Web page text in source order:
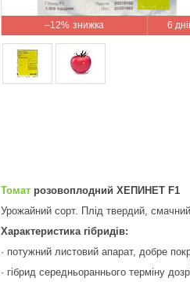
–12% 6
Томат розовоплодний ХЕПИНЕТ F1
Урожайний сорт. Плід твердий, смачний.
Характеристика гібридів:
· потужний листовий апарат, добре
· гібрид середньораннього терміну